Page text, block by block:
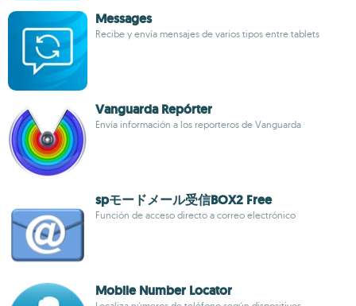
Messages
Recibe y envía mensajes de varios tipos entre tablets
Vanguarda Repórter
Envía información a los reporteros de Vanguarda
spモードメール受信BOX2 Free
Función de acceso directo a correo electrónico
Mobile Number Locator